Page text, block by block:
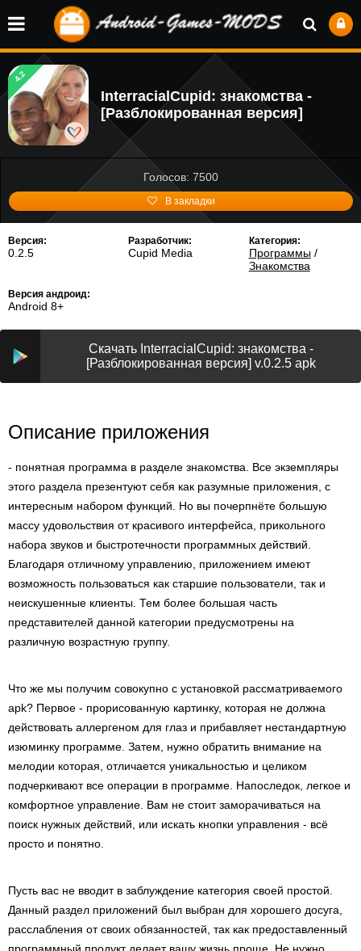
4.2
InterracialCupid: знакомства -
[Разблокированная версия]
Голосов: 7500
В закладки
Версия:
0.2.5
Разработчик:
Cupid Media
Категория:
Программы/
Знакомства
Версия андроид:
Android 8+
Скачать InterracialCupid: знакомства -
[Разблокированная версия] v.0.2.5 apk
Описание приложения
- понятная программа в разделе знакомства. Все экземпляры
этого раздела презентуют себя как разумные приложения, с
интересным набором функций. Но вы почерпнёте большую
массу удовольствия от красивого интерфейса, прикольного
набора звуков и быстротечности программных действий.
Благодаря отличному управлению, приложением имеют
возможность пользоваться как старшие пользователи, так и
неискушенные клиенты. Тем более большая часть
представителей данной категории предусмотрены на
различную возрастную группу.
Что же мы получим совокупно с установкой рассматриваемого
apk? Первое - прорисованную картинку, которая не должна
действовать аллергеном для глаз и прибавляет нестандартную
изюминку программе. Затем, нужно обратить внимание на
мелодии которая, отличается уникальностью и целиком
подчеркивают все операции в программе. Напоследок, легкое и
комфортное управление. Вам не стоит заморачиваться на
поиск нужных действий, или искать кнопки управления - всё
просто и понятно.
Пусть вас не вводит в заблуждение категория своей простой.
Данный раздел приложений был выбран для хорошего досуга,
расслабления от своих обязанностей, так как предоставленный